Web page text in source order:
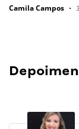
Camila Campos •